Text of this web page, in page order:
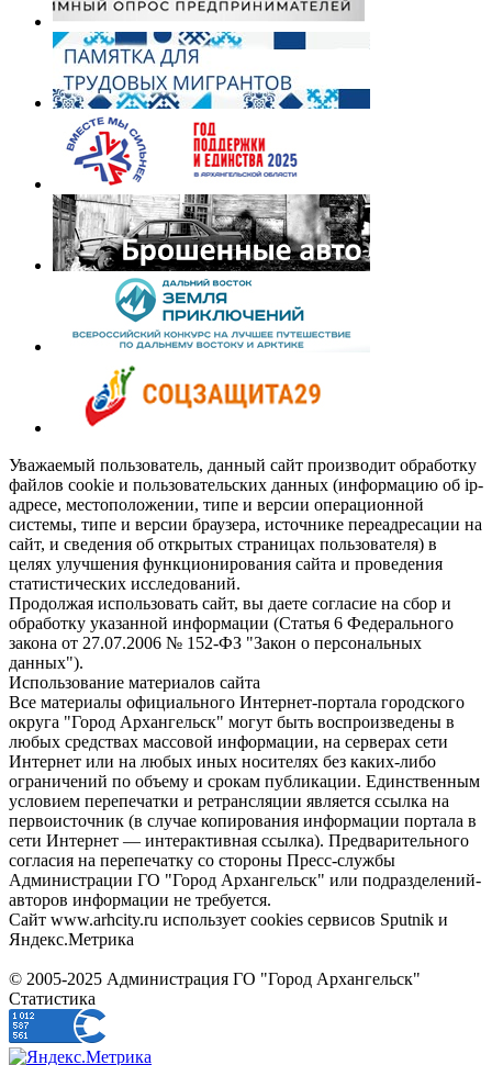
Уважаемый пользователь, данный сайт производит обработку
файлов cookie и пользовательских данных (информацию об ip-
адресе, местоположении, типе и версии операционной
системы, типе и версии браузера, источнике переадресации на
сайт, и сведения об открытых страницах пользователя) в
целях улучшения функционирования сайта и проведения
статистических исследований.
Продолжая использовать сайт, вы даете согласие на сбор и
обработку указанной информации (Статья 6 Федерального
закона от 27.07.2006 № 152-ФЗ "Закон о персональных
данных").
Использование материалов сайта
Все материалы официального Интернет-портала городского
округа "Город Архангельск" могут быть воспроизведены в
любых средствах массовой информации, на серверах сети
Интернет или на любых иных носителях без каких-либо
ограничений по объему и срокам публикации. Единственным
условием перепечатки и ретрансляции является ссылка на
первоисточник (в случае копирования информации портала в
сети Интернет — интерактивная ссылка). Предварительного
согласия на перепечатку со стороны Пресс-службы
Администрации ГО "Город Архангельск" или подразделений-
авторов информации не требуется.
Сайт www.arhcity.ru использует cookies сервисов Sputnik и
Яндекс.Метрика
© 2005-2025 Администрация ГО "Город Архангельск"
Статистика